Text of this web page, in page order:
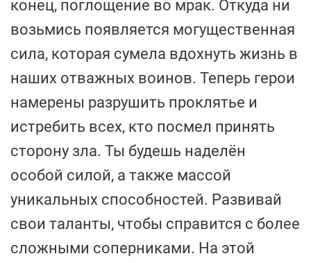
конец, поглощение во мрак. Откуда ни
возьмись появляется могущественная
сила, которая сумела вдохнуть жизнь в
наших отважных воинов. Теперь герои
намерены разрушить проклятье и
истребить всех, кто посмел принять
сторону зла. Ты будешь наделён
особой силой, а также массой
уникальных способностей. Развивай
свои таланты, чтобы справится с более
сложными соперниками. На этой